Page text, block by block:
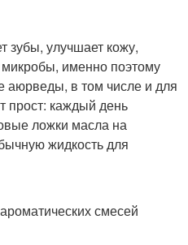
зубы, улучшает кожу,
именно поэтому
аюрведы, в том числе и для
прост: каждый день
ложки масла на
жидкость для
смесей